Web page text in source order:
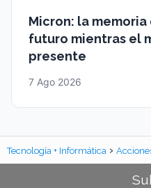
Micron: la
futuro mientras el
presente
7 Ago 2026
Tecnología + Informática